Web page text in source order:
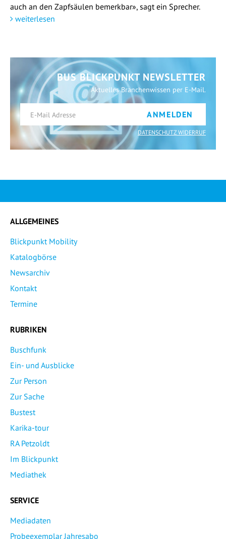
auch an den Zapfsäulen bemerkbar», sagt ein Sprecher.
weiterlesen
BUS BLICKPUNKT NEWSLETTER
Aktuelles Branchenwissen per E-Mail.
ANMELDEN
DATENSCHUTZ WIDERRUF
ALLGEMEINES
Blickpunkt Mobility
Katalogbörse
Newsarchiv
Kontakt
Termine
RUBRIKEN
Buschfunk
Ein- und Ausblicke
Zur Person
Zur Sache
Bustest
Karika-tour
RA Petzoldt
Im Blickpunkt
Mediathek
SERVICE
Mediadaten
Probeexemplar Jahresabo